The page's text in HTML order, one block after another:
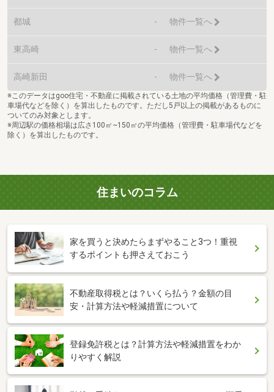
都城 - 物件一覧へ
東高崎 - 物件一覧へ
高崎新田 - 物件一覧へ
※このデータはgoo住宅・不動産に掲載されている土地の平均価格（管理費・駐
車場代などを除く）を算出したものです。ただし5戸以上の掲載があるものに
ついてのみ対象とします。
※周辺駅の価格相場は広さ100㎡~150㎡の平均価格（管理費・駐車場代などを
除く）を算出したものです。
住まいのコラム
家を買うと決めたらまずやること3つ！重視
するポイントも押さえておこう
不動産取得税とは？いくら払う？金額の目
安・計算方法や軽減措置について
登録免許税とは？計算方法や軽減措置をわか
りやすく解説